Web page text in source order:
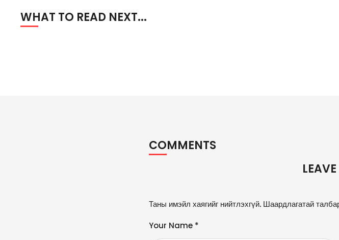
WHAT TO READ NEXT...
COMMENTS
Таны имэйл хаягийг нийтлэхгүй. Шаардлагатай
Your Name *
A
e